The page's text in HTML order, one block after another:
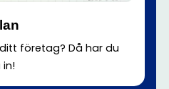
företag? Då har du